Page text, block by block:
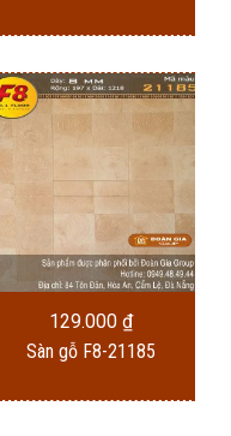
129.000 ₫
Sàn gỗ F8-21185